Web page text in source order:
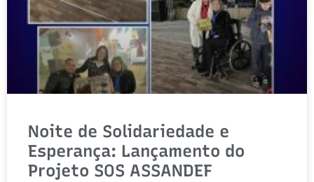
Noite de Solidariedade e
Esperança: Lançamento do
Projeto SOS ASSANDEF